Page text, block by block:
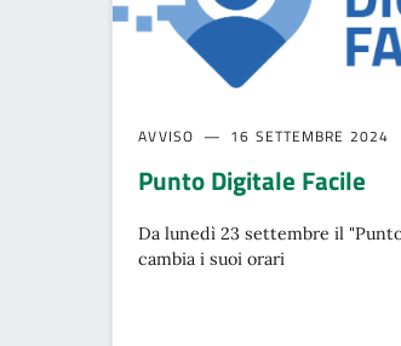
AVVISO 16 SETTEMBRE 2024
Punto Digitale Facile
Da lunedì 23 settembre il
cambia i suoi orari